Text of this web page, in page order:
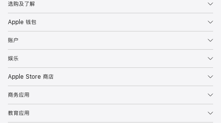
选购及了解
Apple 钱包
账户
娱乐
Apple Store 商店
商务应用
教育应用